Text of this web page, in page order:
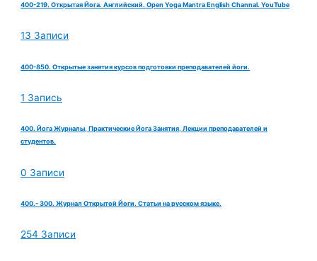
400-219. Открытая Йога. Английский. Open Yoga Mantra English Channal. YouTube
13 Записи
400-850. Открытые занятия курсов подготовки преподавателей йоги.
1 Запись
400. Йога Журналы, Практические Йога Занятия, Лекции преподавателей и
студентов.
0 Записи
400.- 300. Журнал Открытой Йоги. Статьи на русском языке.
254 Записи